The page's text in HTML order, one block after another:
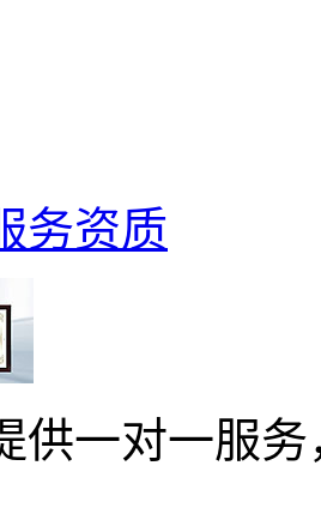
务资质
供一对一服